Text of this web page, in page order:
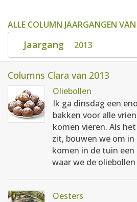
ALLE COLUMN JAARGANGEN
Jaargang 2013
Columns Clara van 2013
Oliebollen
Ik ga dinsdag een
bakken voor alle
komen vieren. Als
zit, bouwen we om
komen in de tuin
waar we de oliebollen
Oesters